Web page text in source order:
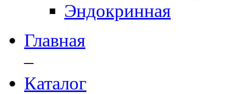
Эндокринная
Главная
–
Каталог